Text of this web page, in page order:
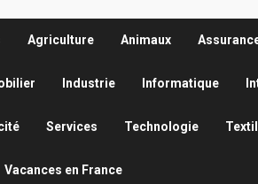
Agriculture Animaux
Industrie Informatique
Services Technologie
Vacances en France